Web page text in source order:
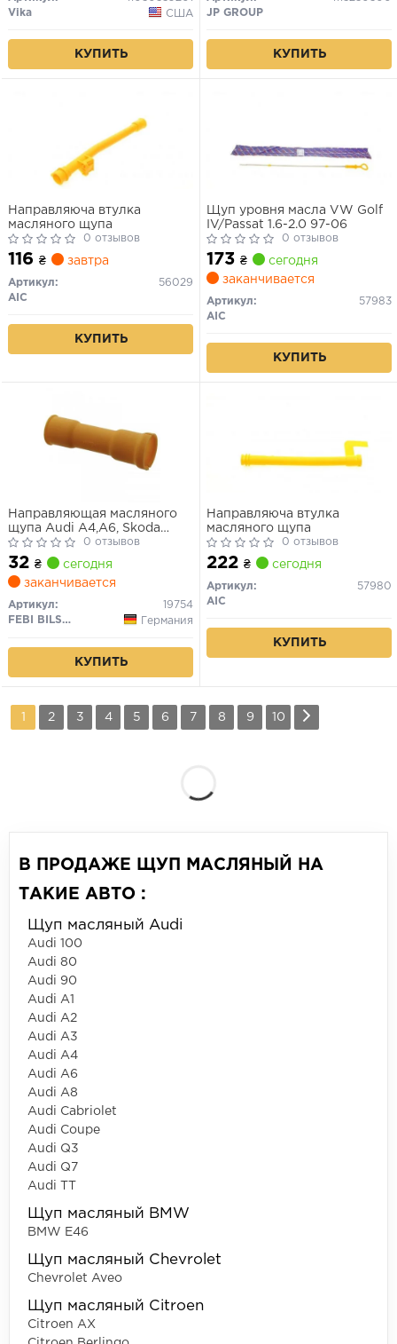
Vika
США
КУПИТЬ
JP GROUP
КУПИТЬ
Направляюча втулка
масляного щупа
0 отзывов
116 ₴ завтра
Артикул:
56029
AIC
КУПИТЬ
Щуп уровня масла VW Golf
IV/Passat 1.6-2.0 97-06
0 отзывов
173 ₴
сегодня
заканчивается
Артикул:
57983
AIC
КУПИТЬ
Направляющая масляного
щупа Audi A4,A6, Skoda
Fabia, VW Lupo, Polo, Passat
0 отзывов
32 ₴
сегодня
заканчивается
Артикул:
19754
FEBI BILSTEIN
Германия
КУПИТЬ
Направляюча втулка
масляного щупа
0 отзывов
222 ₴ сегодня
Артикул:
57980
AIC
КУПИТЬ
1 2 3 4 5 6 7 8 9 10
В ПРОДАЖЕ ЩУП МАСЛЯНЫЙ НА
ТАКИЕ АВТО :
Щуп масляный Audi
Audi 100
Audi 80
Audi 90
Audi A1
Audi A2
Audi A3
Audi A4
Audi A6
Audi A8
Audi Cabriolet
Audi Coupe
Audi Q3
Audi Q7
Audi TT
Щуп масляный BMW
BMW E46
Щуп масляный Chevrolet
Chevrolet Aveo
Щуп масляный Citroen
Citroen AX